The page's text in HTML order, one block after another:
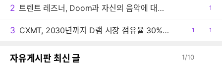
2 트렌트 레즈너, Doom과 자신의 음악에 대한 생각 밝혀
공1
3 CXMT, 2030년까지 D램 시장 점유율 30% 목표
공1
댓1
자유게시판 최신 글 1/10